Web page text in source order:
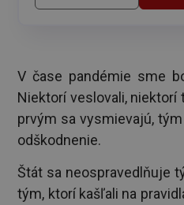
V čase pandémie sme
Niektorí veslovali, niektorí
prvým sa vysmievajú,
odškodnenie.
Štát sa neospravedlňuje
tým, ktorí kašľali na